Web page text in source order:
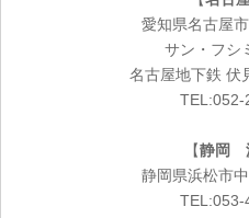
愛知県名古屋
サン・フシ
名古屋地下鉄 伏
TEL:052-
【静岡
静岡県浜松市
TEL:053-